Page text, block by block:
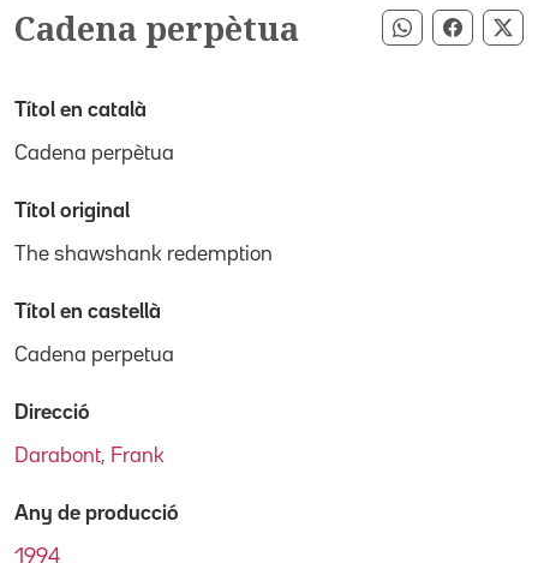
Cadena perpètua Compartir
Títol en català
Cadena perpètua
Títol original
The shawshank redemption
Títol en castellà
Cadena perpetua
Direcció
Darabont, Frank
Any de producció
1994